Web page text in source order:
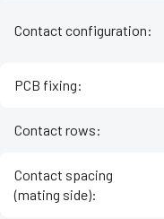
Contact configuration:
PCB fixing:
Contact rows:
Contact spacing
(mating side):